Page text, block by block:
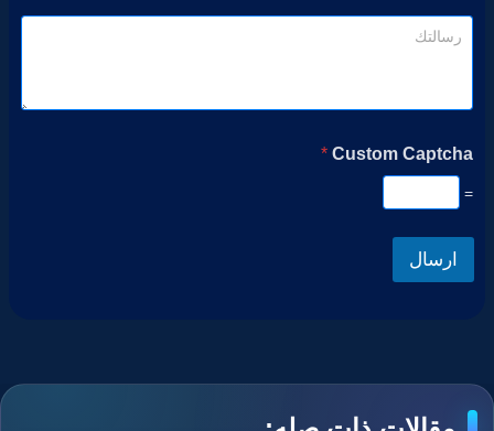
Custom Captcha
*
=
ارسال